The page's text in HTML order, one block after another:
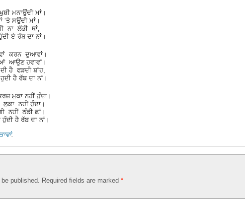
ਮਨਾਉਂਦੀ ਮਾਂ।
ਸਉਂਦੀ ਮਾਂ।
ਨਾ ਲੱਭੀ ਥਾਂ,
ਏ ਰੱਬ ਦਾ ਨਾਂ।
ਕਰਨ ਦੁਆਵਾਂ।
ਆਉਣ ਹਵਾਵਾਂ।
ਹੈ ਫੜਦੀ ਬਾਂਹ,
ਹੈ ਰੱਬ ਦਾ ਨਾਂ।
ਮੁਕਾ ਨਹੀਂ ਹੁੰਦਾ।
ਨਹੀਂ ਹੁੰਦਾ।
ਨਹੀਂ ਠੰਡੀ ਛਾਂ।
ਹੈ ਰੱਬ ਦਾ ਨਾਂ।
.
published. Required fields are marked *